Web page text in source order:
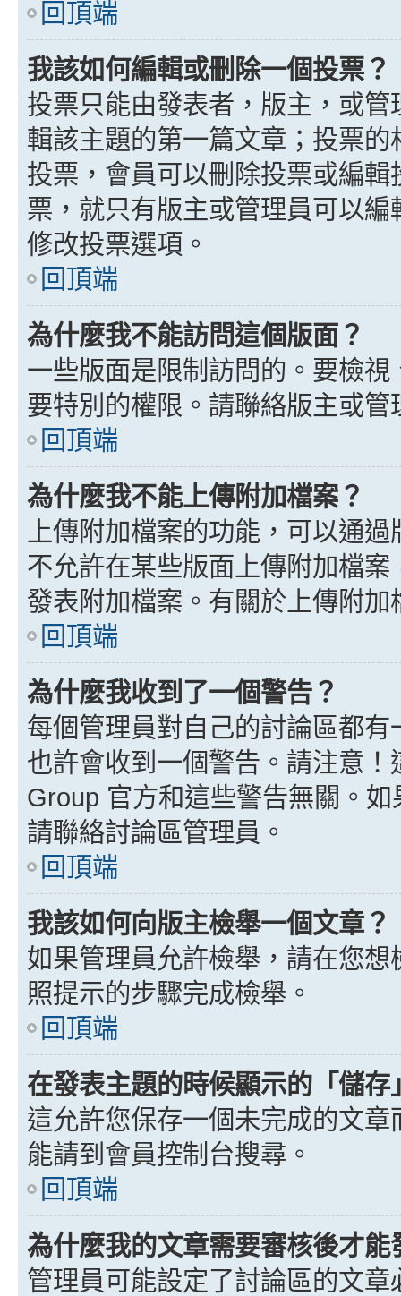
回頂端
我該如何編輯或刪除一個投票？
投票只能由發表者，版主，或
輯該主題的第一篇文章；投票
投票，會員可以刪除投票或編
票，就只有版主或管理員可以
修改投票選項。
回頂端
為什麼我不能訪問這個版面？
一些版面是限制訪問的。要檢
要特別的權限。請聯絡版主或管
回頂端
為什麼我不能上傳附加檔案？
上傳附加檔案的功能，可以通
不允許在某些版面上傳附加檔
發表附加檔案。有關於上傳附
回頂端
為什麼我收到了一個警告？
每個管理員對自己的討論區都
也許會收到一個警告。請注意
Group 官方和這些警告無關。
請聯絡討論區管理員。
回頂端
我該如何向版主檢舉一個文章？
如果管理員允許檢舉，請在您
照提示的步驟完成檢舉。
回頂端
在發表主題的時候顯示的「儲
這允許您保存一個未完成的文
能請到會員控制台搜尋。
回頂端
為什麼我的文章需要審核後才能
管理員可能設定了討論區的文